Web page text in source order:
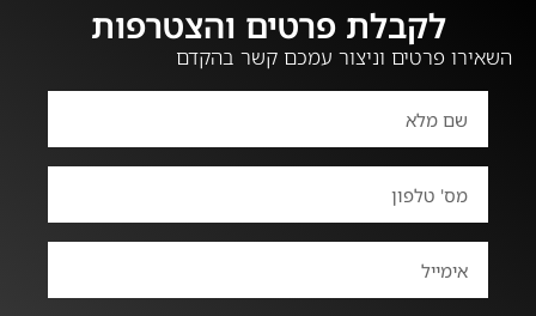
לקבלת פרטים והצטרפות
השאירו פרטים וניצור עמכם קשר בהקדם